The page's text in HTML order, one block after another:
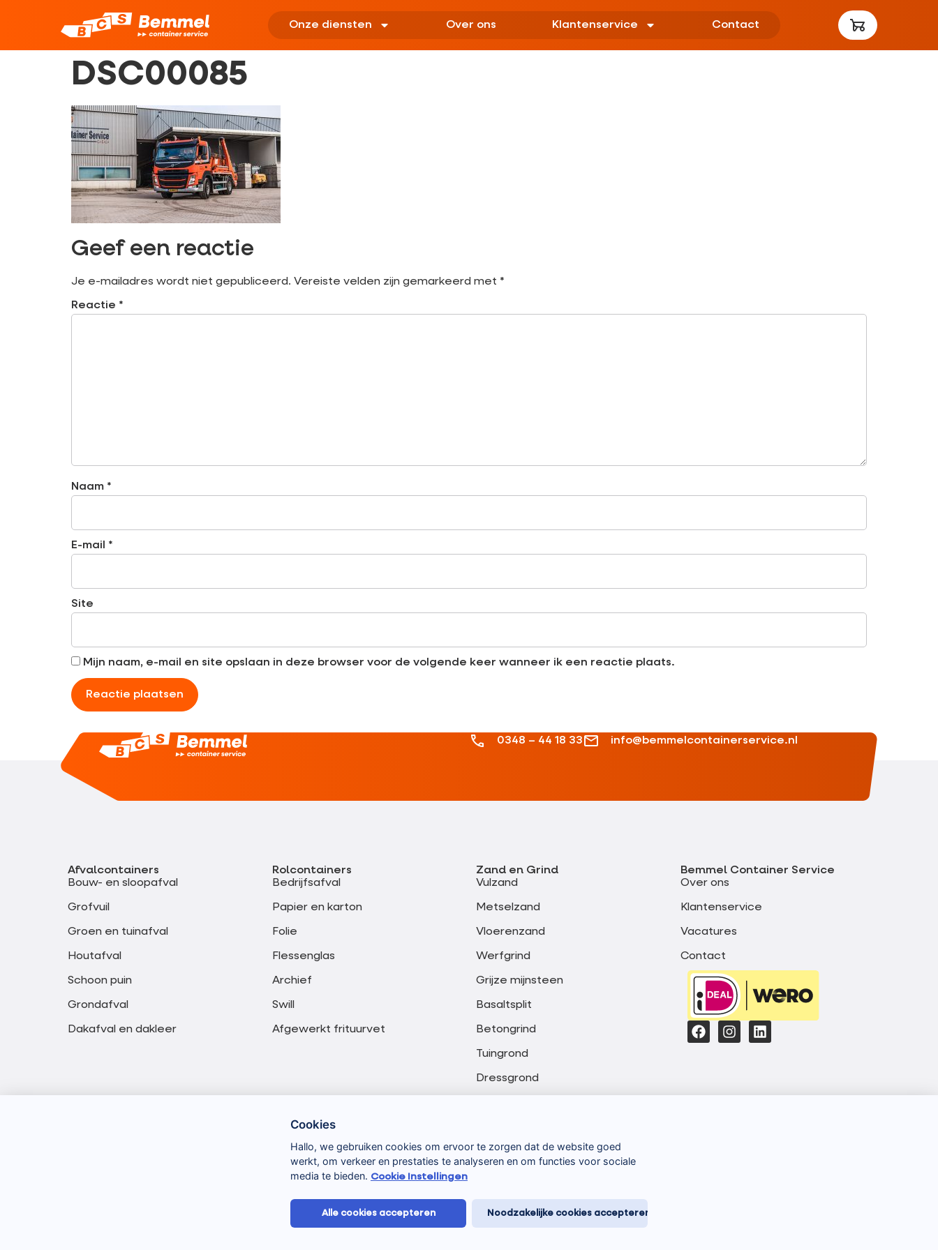
Onze diensten Over ons Klantenservice Contact
DSC00085
Geef een reactie
Je e-mailadres wordt niet gepubliceerd. Vereiste velden zijn gemarkeerd met *
Reactie *
Naam *
E-mail *
Site
Mijn naam, e-mail en site opslaan in deze browser voor de volgende keer wanneer ik een reactie plaats.
0348 – 44 18 33 info@bemmelcontainerservice.nl
Afvalcontainers
Bouw- en sloopafval
Grofvuil
Groen en tuinafval
Houtafval
Schoon puin
Grondafval
Dakafval en dakleer
Rolcontainers
Bedrijfsafval
Papier en karton
Folie
Flessenglas
Archief
Swill
Afgewerkt frituurvet
Zand en Grind
Vulzand
Metselzand
Vloerenzand
Werfgrind
Grijze mijnsteen
Basaltsplit
Betongrind
Tuingrond
Dressgrond
Bemmel Container Service
Over ons
Klantenservice
Vacatures
Contact
Algemene voorwaardenPrivacyverklaringVerwerkersovereenkomst
Cookies
Hallo, we gebruiken cookies om ervoor te zorgen dat de website goed
werkt, om verkeer en prestaties te analyseren en om functies voor sociale
media te bieden. Cookie Instellingen
Alle cookies accepteren Noodzakelijke cookies accepteren